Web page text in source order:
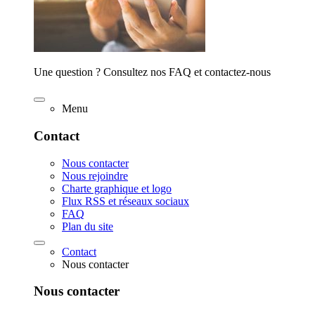
Une question ? Consultez nos FAQ et contactez-nous
Menu
Contact
Nous contacter
Nous rejoindre
Charte graphique et logo
Flux RSS et réseaux sociaux
FAQ
Plan du site
Contact
Nous contacter
Nous contacter